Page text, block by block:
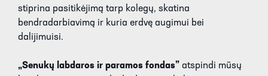
stiprina pasitikėjimą tarp kolegų, skatina
bendradarbiavimą ir kuria erdvę augimui bei
dalijimuisi.
„Senukų labdaros ir paramos fondas” atspindi mūsų